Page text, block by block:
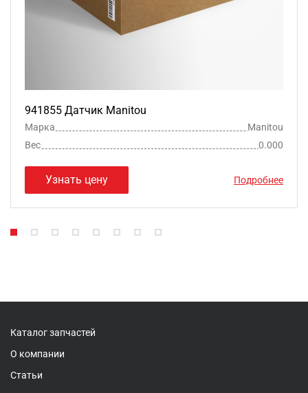
941855 Датчик Manitou
Марка
Manitou
Вес
0.000
Узнать цену Подробнее
Каталог запчастей
О компании
Статьи